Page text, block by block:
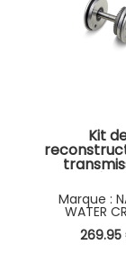
Kit
WATER
269.95